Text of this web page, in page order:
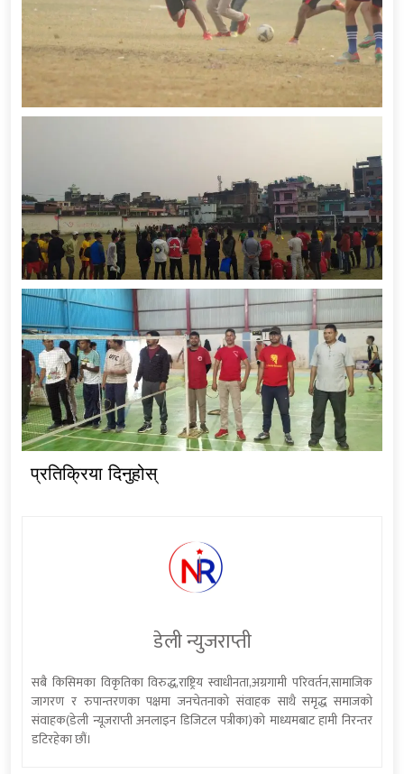
प्रतिक्रिया दिनुहोस्
डेली न्युजराप्ती
सबै किसिमका विकृतिका विरुद्ध,राष्ट्रिय स्वाधीनता,अग्रगामी परिवर्तन,सामाजिक
जागरण र रुपान्तरणका पक्षमा जनचेतनाको संवाहक साथै समृद्ध समाजको
संवाहक(डेली न्यूजराप्ती अनलाइन डिजिटल पत्रीका)को माध्यमबाट हामी निरन्तर
डटिरहेका छौं।